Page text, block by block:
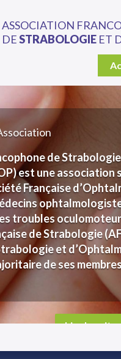
ASSOCIATION
DESTRABOLOGIE ET
de
est une association
Française
troubles
de Strabologie
et
de ses
Lire la suite